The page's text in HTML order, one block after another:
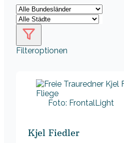
Filteroptionen
Foto: FrontalLight
Kjel Fiedler